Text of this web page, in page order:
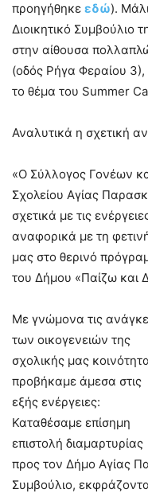
προηγήθηκε εδώ).
Διοικητικό Συμβούλιο
στην αίθουσα
(οδός Ρήγα Φεραίου
το θέμα του Summer
Αναλυτικά η σχετική
«Ο Σύλλογος Γονέων
Σχολείου Αγίας
σχετικά με τις
αναφορικά με τη
μας στο θερινό
του Δήμου «Παίζω και
Με γνώμονα τις
των οικογενειών της
σχολικής μας
προβήκαμε άμεσα στις
εξής ενέργειες:
Καταθέσαμε επίσημη
επιστολή διαμαρτυρίας
προς τον Δήμο Αγίας
Συμβούλιο,